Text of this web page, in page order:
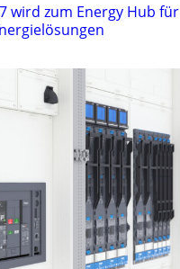
wird zum Energy Hub für